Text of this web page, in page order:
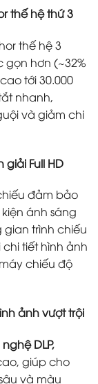
thế hệ thứ 3
thế hệ 3
gọn hơn (~32%
tới 30.000
nhanh,
và giảm chi
giải Full HD
đảm bảo
ánh sáng
trình chiếu
tiết hình ảnh
chiếu độ
ảnh vượt trội
DLP,
giúp cho
và màu